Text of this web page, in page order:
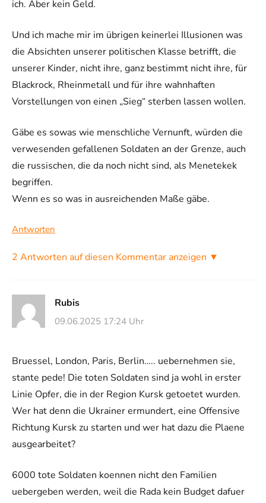
ich. Aber kein Geld.
Und ich mache mir im übrigen keinerlei Illusionen was
die Absichten unserer politischen Klasse betrifft, die
unserer Kinder, nicht ihre, ganz bestimmt nicht ihre, für
Blackrock, Rheinmetall und für ihre wahnhaften
Vorstellungen von einen „Sieg“ sterben lassen wollen.
Gäbe es sowas wie menschliche Vernunft, würden die
verwesenden gefallenen Soldaten an der Grenze, auch
die russischen, die da noch nicht sind, als Menetekek
begriffen.
Wenn es so was in ausreichenden Maße gäbe.
Antworten
2 Antworten auf diesen Kommentar anzeigen ▼
Rubis
09.06.2025 17:24 Uhr
Bruessel, London, Paris, Berlin….. uebernehmen sie,
stante pede! Die toten Soldaten sind ja wohl in erster
Linie Opfer, die in der Region Kursk getoetet wurden.
Wer hat denn die Ukrainer ermundert, eine Offensive
Richtung Kursk zu starten und wer hat dazu die Plaene
ausgearbeitet?
6000 tote Soldaten koennen nicht den Familien
uebergeben werden, weil die Rada kein Budget dafuer